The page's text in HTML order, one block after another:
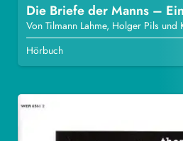
Die Briefe der Manns –
Von Tilmann Lahme, Holger Pils und
Hörbuch